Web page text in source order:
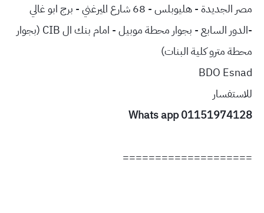
مصر الجديدة - هليوبلس - 68 شارع الميرغني - برج ابو غالي
-الدور السابع - بجوار محطة موبيل - امام بنك ال CIB (بجوار
محطة مترو كلية البنات)
BDO Esnad
للاستفسار
Whats app 01151974128
====================